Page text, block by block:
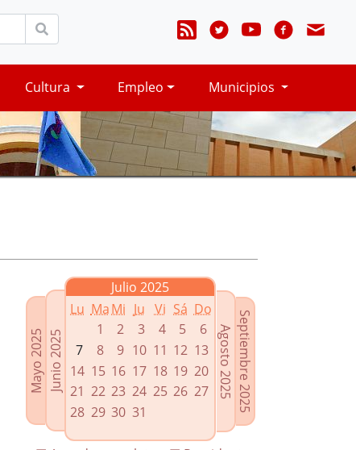
Cultura Empleo Municipios
Mayo 2025Junio 2025
Julio 2025
Lu MaMi Ju Vi Sá Do
1
2 3 4 5
6
7
8 9 10 11 12 13
14 15 16 17 18 19 20
21 22 23 24 25 26 27
28 29 30 31 Septiembre 2025
Agosto 2025